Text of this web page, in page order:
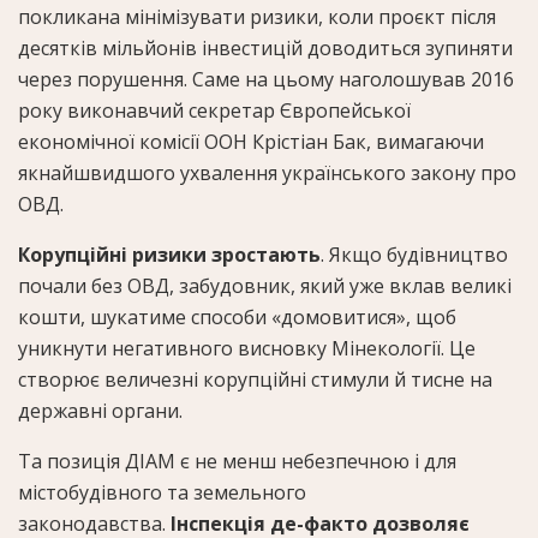
покликана мінімізувати ризики, коли проєкт після
десятків мільйонів інвестицій доводиться зупиняти
через порушення. Саме на цьому наголошував 2016
року виконавчий секретар Європейської
економічної комісії ООН Крістіан Бак, вимагаючи
якнайшвидшого ухвалення українського закону про
ОВД.
Корупційні ризики зростають. Якщо будівництво
почали без ОВД, забудовник, який уже вклав великі
кошти, шукатиме способи «домовитися», щоб
уникнути негативного висновку Мінекології. Це
створює величезні корупційні стимули й тисне на
державні органи.
Та позиція ДІАМ є не менш небезпечною і для
містобудівного та земельного
законодавства. Інспекція де-факто дозволяє